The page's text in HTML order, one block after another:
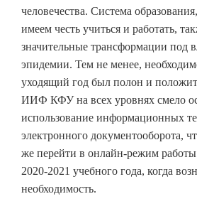
человечества. Система
имеем честь учиться и работать,
значительные трансформации под
эпидемии. Тем не менее,
уходящий год был полон и
ИИФ КФУ на всех уровнях смело
использование информационных
электронного документооборота,
же перейти в онлайн-режим
2020-2021 учебного года, когда
необходимость.